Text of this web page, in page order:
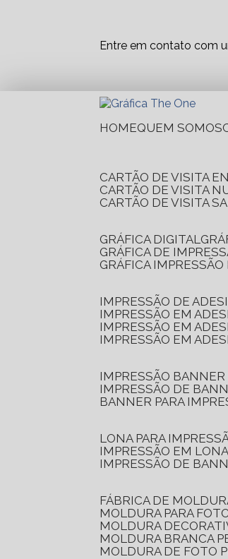
Entre em contato com
HOME QUEM SOMOS
CARTÃO DE VISITA
CARTÃO DE VISITA
CARTÃO DE VISITA
GRÁFICA DIGITAL
GRÁFICA DE
GRÁFICA
IMPRESSÃO DE
IMPRESSÃO EM
IMPRESSÃO EM
IMPRESSÃO EM
IMPRESSÃO
IMPRESSÃO DE
BANNER PARA
LONA PARA
IMPRESSÃO EM
IMPRESSÃO DE
FÁBRICA DE
MOLDURA PARA
MOLDURA
MOLDURA BRANCA
MOLDURA DE FOTO